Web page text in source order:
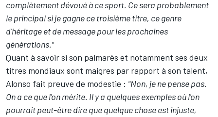
complètement dévoué à ce sport. Ce sera probablement
le principal si je gagne ce troisième titre, ce genre
d'héritage et de message pour les prochaines
générations."
Quant à savoir si son palmarès et notamment ses deux
titres mondiaux sont maigres par rapport à son talent,
Alonso fait preuve de modestie : "Non, je ne pense pas.
On a ce que l'on mérite. Il y a quelques exemples où l'on
pourrait peut-être dire que quelque chose est injuste,